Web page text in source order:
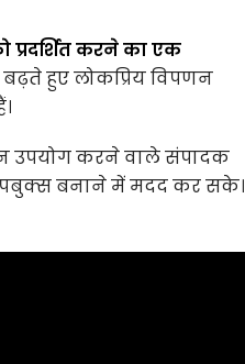
करने का एक
हुए लोकप्रिय विपणन
उपयोग करने वाले संपादक
बनाने में मदद कर सके।